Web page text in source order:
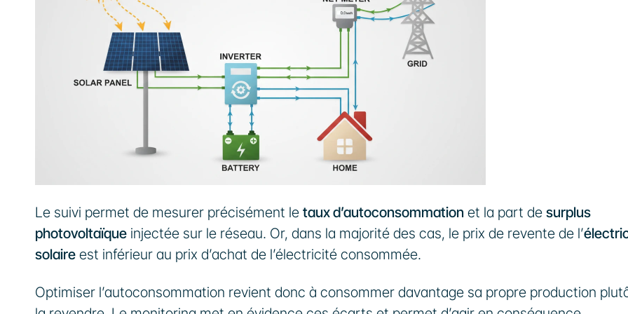
Le suivi permet de mesurer précisément le taux d’autoconsommation et la part de surplus
photovoltaïque injectée sur le réseau. Or, dans la majorité des cas, le prix de revente de l’
solaire est inférieur au prix d’achat de l’électricité consommée.
Optimiser l’autoconsommation revient donc à consommer davantage sa propre production